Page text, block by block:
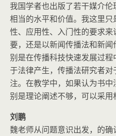
我国学者也出版了若干媒介
相当的水平和价值。我这里
性、应用性、入门性的要求
要，还是以新闻传播法和新
别是在传播科技快速发展过
于法律产生，传播法研究者
注。在教学中，如果认为书
别是理论阐述不够，可以采用
刘鹏
魏老师从问题意识出发，的